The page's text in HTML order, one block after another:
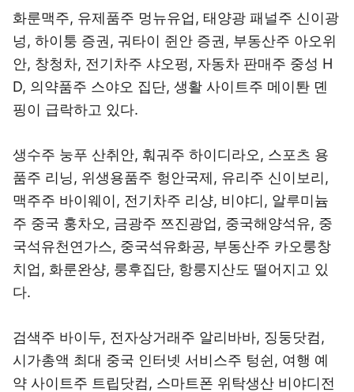
화룬맥주, 유제품주 멍뉴유업, 태양광 패널주 신이광
넝, 하이퉁 증권, 궈타이 쥔안 증권, 부동산주 아오위
안, 창청차, 전기차주 샤오펑, 자동차 판매주 중성 H
D, 의약품주 스야오 집단, 생활 사이트주 메이퇀 뎬
핑이 급락하고 있다.
생수주 눙푸 산취안, 훠궈주 하이디라오, 스포츠 용
품주 리닝, 위생용품주 헝안국제, 유리주 신이보리,
맥주주 바이웨이, 전기차주 리샹, 비야디, 알루미늄
주 중국 훙차오, 금광주 쯔진광업, 중국해양석유, 중
국석유천연가스, 중국석유화공, 부동산주 카오룽창
치업, 화룬완샹, 룽후집단, 항룽지산도 떨어지고 있
다.
검색주 바이두, 전자상거래주 알리바바, 징둥닷컴,
시가총액 최대 중국 인터넷 서비스주 텅쉰, 여행 예
약 사이트주 트립닷컴, 스마트폰 위탁생산 비야디전